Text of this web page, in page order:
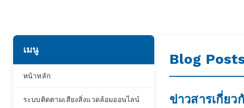
เมนู
หน้าหลัก
ระบบติดตามเสียงสิ่งแวดล้อมออนไลน์
Blog
ข่าวสารเกี่ยว